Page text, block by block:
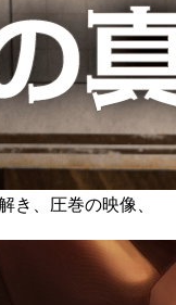
き、圧巻の映像、